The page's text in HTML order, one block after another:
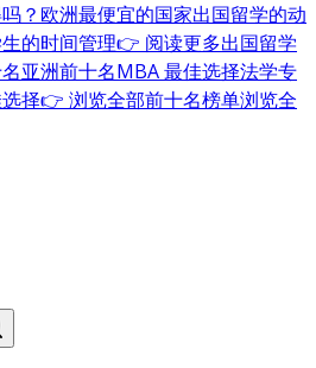
？ 欧洲最便宜的国家出国留学的动
的时间管理👉 阅读更多出国留学
亚洲前十名MBA 最佳选择法学专
择👉 浏览全部前十名榜单浏览全